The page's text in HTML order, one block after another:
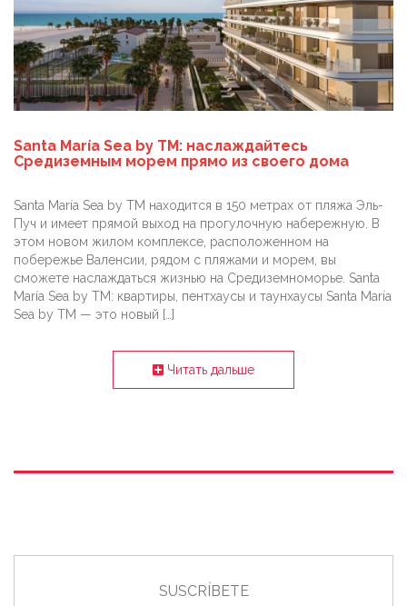
Santa María Sea by TM: наслаждайтесь
Средиземным морем прямо из своего дома
Santa María Sea by TM находится в 150 метрах от пляжа Эль-
Пуч и имеет прямой выход на прогулочную набережную. В
этом новом жилом комплексе, расположенном на
побережье Валенсии, рядом с пляжами и морем, вы
сможете наслаждаться жизнью на Средиземноморье. Santa
María Sea by TM: квартиры, пентхаусы и таунхаусы Santa María
Sea by TM — это новый […]
Читать дальше
SUSCRÍBETE